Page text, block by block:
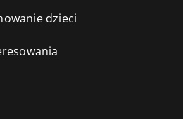
dzieci